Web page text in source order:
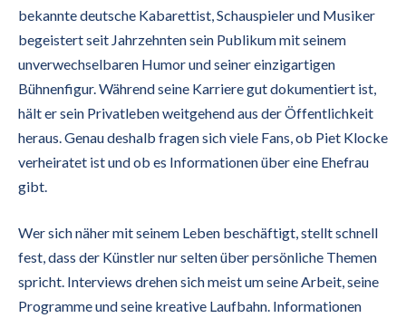
bekannte deutsche Kabarettist, Schauspieler und Musiker
begeistert seit Jahrzehnten sein Publikum mit seinem
unverwechselbaren Humor und seiner einzigartigen
Bühnenfigur. Während seine Karriere gut dokumentiert ist,
hält er sein Privatleben weitgehend aus der Öffentlichkeit
heraus. Genau deshalb fragen sich viele Fans, ob Piet Klocke
verheiratet ist und ob es Informationen über eine Ehefrau
gibt.
Wer sich näher mit seinem Leben beschäftigt, stellt schnell
fest, dass der Künstler nur selten über persönliche Themen
spricht. Interviews drehen sich meist um seine Arbeit, seine
Programme und seine kreative Laufbahn. Informationen